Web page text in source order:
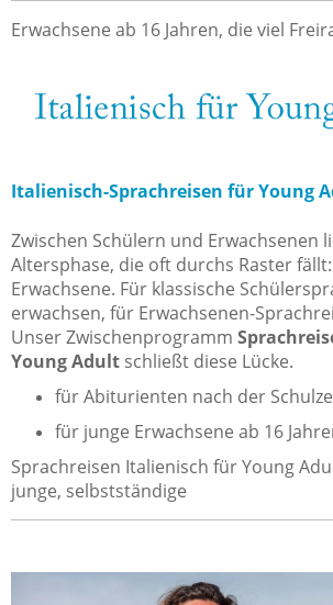
Erwachsene ab 16 Jahren, die viel
Italienisch-Sprachreisen für Young
Zwischen Schülern und Erwachsenen
Altersphase, die oft durchs Raster
Erwachsene. Für klassische
erwachsen, für Erwachsenen-
Unser Zwischenprogramm
Young Adult schließt diese Lücke.
für Abiturienten nach der
für junge Erwachsene ab 16
Sprachreisen Italienisch für Young
junge, selbstständige